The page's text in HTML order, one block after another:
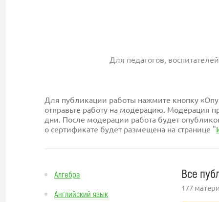
Для педагогов,
Для публикации работы нажмите кнопку
отправьте работу на модерацию. Модерация
дни. После модерации работа будет
о сертификате будет размещена на странице "
Алгебра
Английский язык
Все
177